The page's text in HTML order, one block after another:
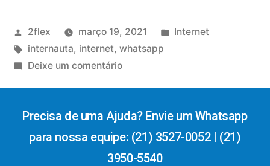
2flex março 19, 2021
Internet
internauta, internet, whatsapp
Deixe um comentário
Precisa de uma Ajuda? Envie um Whatsapp
para nossa equipe: (21) 3527-0052 | (21)
3950-5540